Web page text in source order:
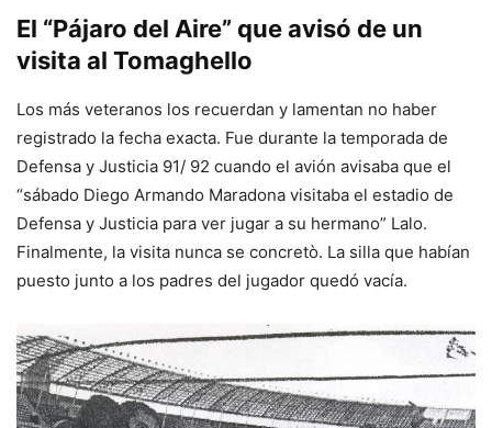
El “Pájaro del Aire” que avisó de un
visita al Tomaghello
Los más veteranos los recuerdan y lamentan no haber
registrado la fecha exacta. Fue durante la temporada de
Defensa y Justicia 91/ 92 cuando el avión avisaba que el
“sábado Diego Armando Maradona visitaba el estadio de
Defensa y Justicia para ver jugar a su hermano” Lalo.
Finalmente, la visita nunca se concretò. La silla que habían
puesto junto a los padres del jugador quedó vacía.